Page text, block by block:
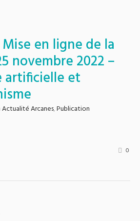
en ligne de la
novembre 2022 –
artificielle et
Actualité Arcanes,Publication
0